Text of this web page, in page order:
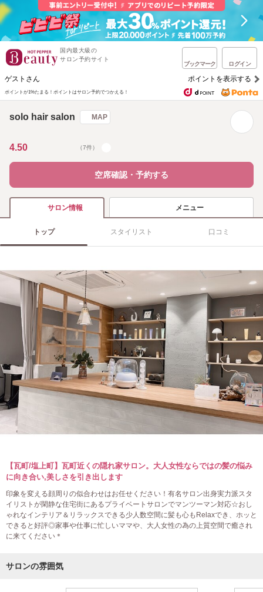
国内最大級の
サロン予約サイト
ブックマーク ログイン
ゲストさん ポイントを表示する
ポイントが1%たまる！ ポイントはサロン予約でつかえる！
solo hair salon MAP
4.50 （7件）
空席確認・予約する
サロン情報 メニュー
トップ スタイリスト 口コミ
【瓦町/塩上町】瓦町近くの隠れ家サロン。大人女性ならではの髪の悩み
に向き合い,美しさを引き出します
印象を変える顔周りの似合わせはお任せください！有名サロン出身実力派スタ
イリストが閑静な住宅街にあるプライベートサロンでマンツーマン対応☆おし
ゃれなインテリア＆リラックスできる少人数空間に髪も心もRelaxでき、ホッと
できると好評◎家事や仕事に忙しいママや、大人女性の為の上質空間で癒され
に来てください＊
サロンの雰囲気